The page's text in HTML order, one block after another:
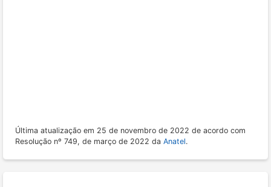
Última atualização em 25 de novembro de 2022 de acordo com
Resolução nº 749, de março de 2022 da Anatel.